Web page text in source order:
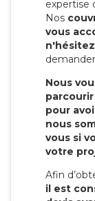
expertise
Nos
vous
Nous
pour
nous
vous si
votre
Afin
il est